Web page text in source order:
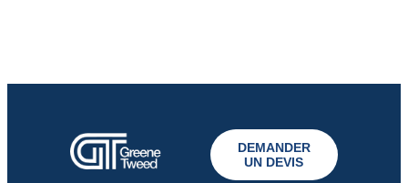
DEMANDER
UN DEVIS